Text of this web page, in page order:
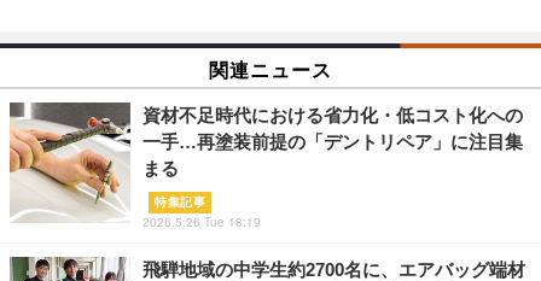
関連ニュース
資材不足時代における省力化・低コスト化への
一手…再塗装前提の「デントリペア」に注目集
まる
特集記事
2026.5.26 Tue 18:19
飛騨地域の中学生約2700名に、エアバッグ端材